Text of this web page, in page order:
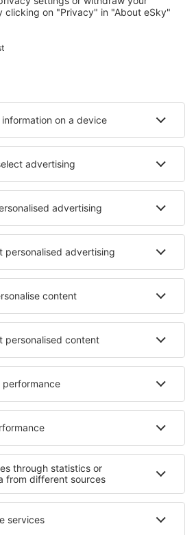
von eSky-Nutzern
Städte
Hotels in Davenport
Hotels in Charleston
Hotels in Winter Park
Hotels in Casamicciola Terme
Hotels Kleinlobming
Hotels in Castelvetrano
Hotels in Kato Trikala Korinthias
Hotels in Florida
Hotels im Aostatal
Hotels in Nationalpark Cozia